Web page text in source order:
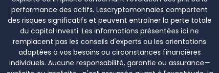
performance des actifs. Lescryptomonnaies comportent
des risques significatifs et peuvent entraîner la perte totale
du capital investi. Les informations présentées ici ne
remplacent pas les conseils d'experts ou les orientations
adaptées à vos besoins ou circonstances financières
individuels. Aucune responsabilité, garantie ou assurance—